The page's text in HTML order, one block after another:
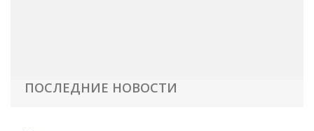
ПОСЛЕДНИЕ НОВОСТИ